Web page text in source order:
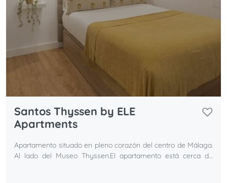
Santos Thyssen by ELE
Apartments
Apartamento situado en pleno corazón del centro de Málaga.
Al lado del Museo Thyssen.El apartamento está cerca de